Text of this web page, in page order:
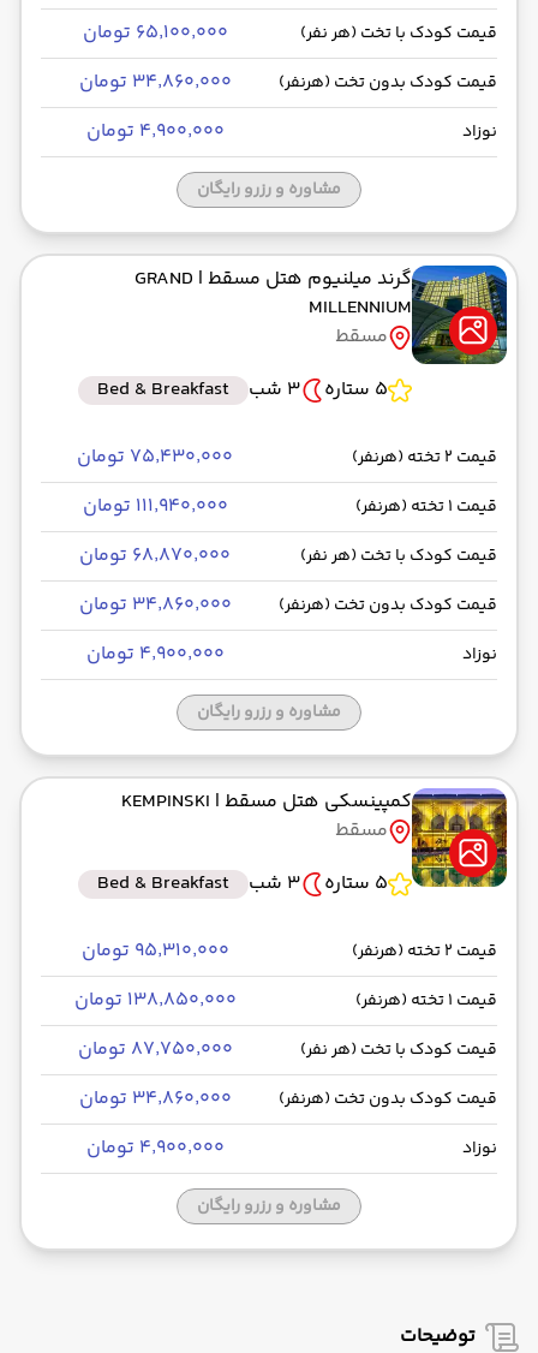
قیمت کودک با تخت (هر نفر) ۶۵٬۱۰۰٬۰۰۰ تومان
قیمت کودک بدون تخت (هرنفر) ۳۴٬۸۶۰٬۰۰۰ تومان
نوزاد ۴٬۹۰۰٬۰۰۰ تومان
مشاوره و رزرو رایگان
گرند میلنیوم هتل مسقط | GRAND
MILLENNIUM
مسقط
5 ستاره
3 شب Bed & Breakfast
قیمت 2 تخته (هرنفر) ۷۵٬۴۳۰٬۰۰۰ تومان
قیمت 1 تخته (هرنفر) ۱۱۱٬۹۴۰٬۰۰۰ تومان
قیمت کودک با تخت (هر نفر) ۶۸٬۸۷۰٬۰۰۰ تومان
قیمت کودک بدون تخت (هرنفر) ۳۴٬۸۶۰٬۰۰۰ تومان
نوزاد ۴٬۹۰۰٬۰۰۰ تومان
مشاوره و رزرو رایگان
کمپینسکی هتل مسقط | KEMPINSKI
مسقط
5 ستاره
3 شب Bed & Breakfast
قیمت 2 تخته (هرنفر) ۹۵٬۳۱۰٬۰۰۰ تومان
قیمت 1 تخته (هرنفر) ۱۳۸٬۸۵۰٬۰۰۰ تومان
قیمت کودک با تخت (هر نفر) ۸۷٬۷۵۰٬۰۰۰ تومان
قیمت کودک بدون تخت (هرنفر) ۳۴٬۸۶۰٬۰۰۰ تومان
نوزاد ۴٬۹۰۰٬۰۰۰ تومان
مشاوره و رزرو رایگان
توضیحات